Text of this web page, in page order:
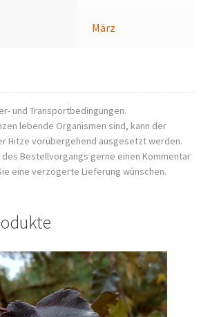
März
und Transportbedingungen.
lebende Organismen sind, kann der
Hitze vorübergehend ausgesetzt werden.
Bestellvorgangs gerne einen Kommentar
eine verzögerte Lieferung wünschen.